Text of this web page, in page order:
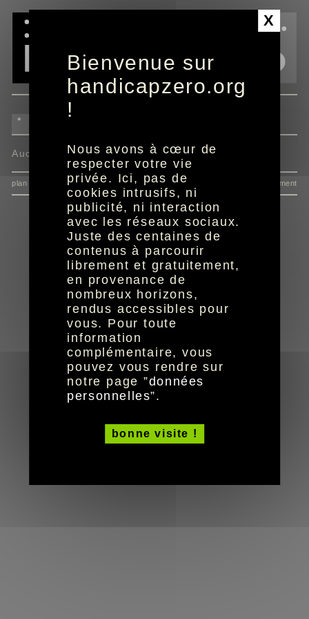
Aucun programme disponible
plan du site données personnelles consentement
© HandiCaPZéro -réalisation aYaline
X
Bienvenue sur
handicapzero.org
!
Nous avons à cœur de
respecter votre vie
privée. Ici, pas de
cookies intrusifs, ni
publicité, ni interaction
avec les réseaux sociaux.
Juste des centaines de
contenus à parcourir
librement et gratuitement,
en provenance de
nombreux horizons,
rendus accessibles pour
vous. Pour toute
information
complémentaire, vous
pouvez vous rendre sur
notre page ”données
personnelles”.
bonne visite !